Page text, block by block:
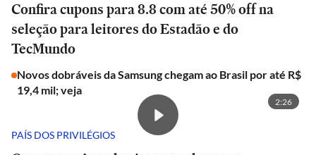
Confira cupons para 8.8 com até 50% off na
seleção para leitores do Estadão e do
TecMundo
Novos dobráveis da Samsung chegam ao Brasil por até R$
19,4 mil; veja
2:26
PAÍS DOS PRIVILÉGIOS